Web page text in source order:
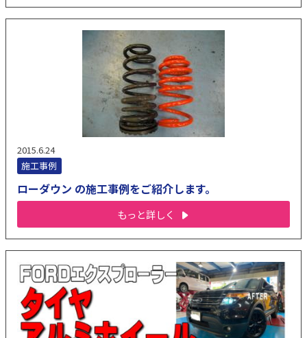
2015.6.24
施工事例
ローダウン の施工事例をご紹介します。
もっと詳しく